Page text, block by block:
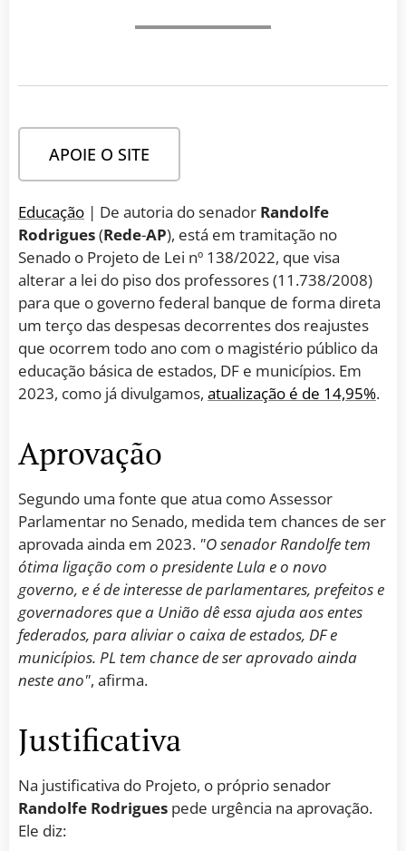
APOIE O SITE
Educação | De autoria do senador Randolfe
Rodrigues(Rede-AP), está em tramitação no
Senado o Projeto de Lei nº 138/2022, que visa
alterar a lei do piso dos professores (11.738/2008)
para que o governo federal banque de forma direta
um terço das despesas decorrentes dos reajustes
que ocorrem todo ano com o magistério público da
educação básica de estados, DF e municípios. Em
2023, como já divulgamos, atualização é de 14,95%.
Aprovação
Segundo uma fonte que atua como Assessor
Parlamentar no Senado, medida tem chances de ser
aprovada ainda em 2023. "O senador Randolfe tem
ótima ligação com o presidente Lula e o novo
governo, e é de interesse de parlamentares, prefeitos e
governadores que a União dê essa ajuda aos entes
federados, para aliviar o caixa de estados, DF e
municípios. PL tem chance de ser aprovado ainda
neste ano", afirma.
Justificativa
Na justificativa do Projeto, o próprio senador
Randolfe Rodrigues pede urgência na aprovação.
Ele diz: